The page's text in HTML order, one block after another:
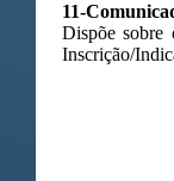
11-
Dispõe sobre
Inscrição/